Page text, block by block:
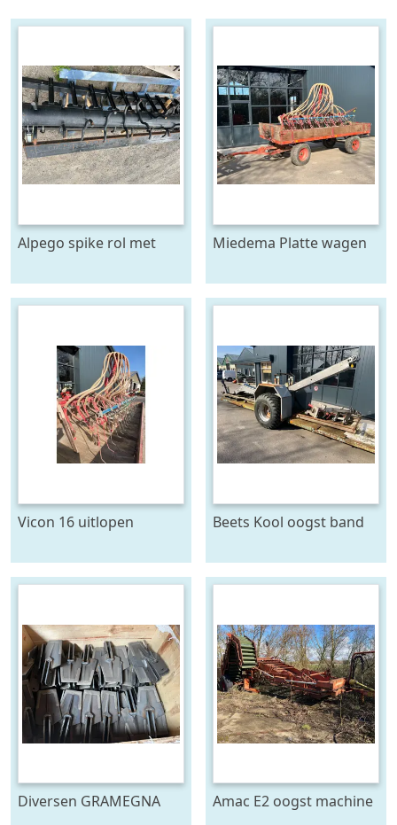
Alpego spike rol met
Miedema Platte wagen
Vicon 16 uitlopen Beets Kool oogst band
Diversen GRAMEGNA
Amac E2 oogst machine